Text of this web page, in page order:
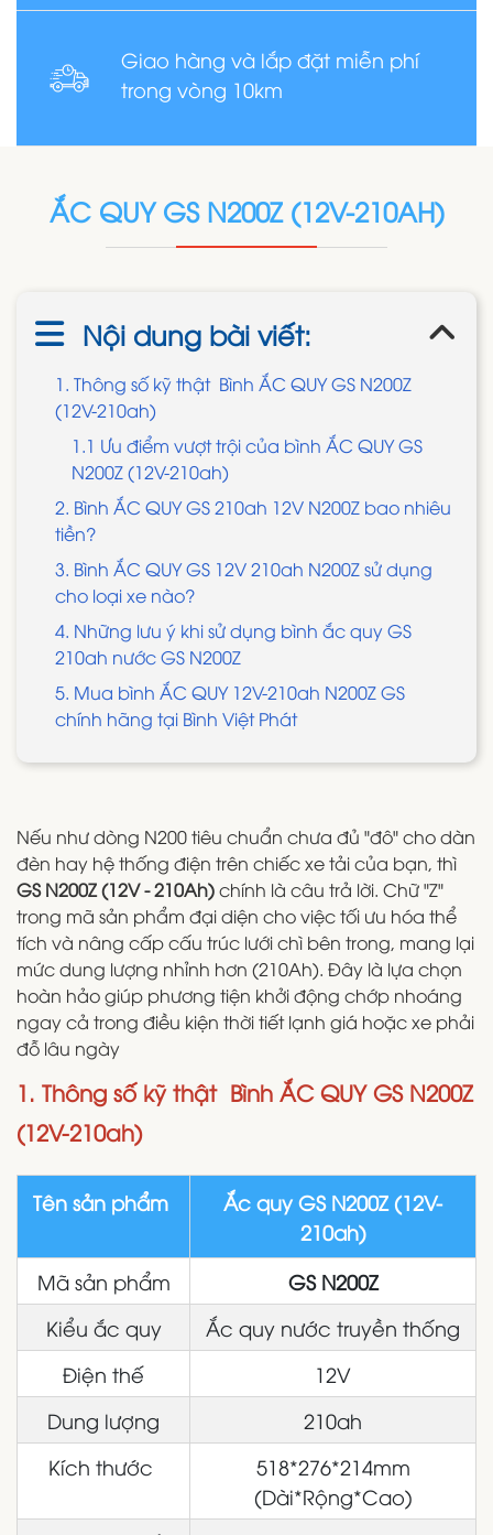
Giao hàng và lắp đặt miễn phí
trong vòng 10km
ẮC QUY GS N200Z (12V-210AH)
Nội dung bài viết:
1. Thông số kỹ thật Bình ẮC QUY GS N200Z
(12V-210ah)
1.1 Ưu điểm vượt trội của bình ẮC QUY GS
N200Z (12V-210ah)
2. Bình ẮC QUY GS 210ah 12V N200Z bao nhiêu
tiền?
3. Bình ẮC QUY GS 12V 210ah N200Z sử dụng
cho loại xe nào?
4. Những lưu ý khi sử dụng bình ắc quy GS
210ah nước GS N200Z
5. Mua bình ẮC QUY 12V-210ah N200Z GS
chính hãng tại Bình Việt Phát
Nếu như dòng N200 tiêu chuẩn chưa đủ "đô" cho dàn
đèn hay hệ thống điện trên chiếc xe tải của bạn, thì
GS N200Z (12V - 210Ah)chính là câu trả lời. Chữ "Z"
trong mã sản phẩm đại diện cho việc tối ưu hóa thể
tích và nâng cấp cấu trúc lưới chì bên trong, mang lại
mức dung lượng nhỉnh hơn (210Ah). Đây là lựa chọn
hoàn hảo giúp phương tiện khởi động chớp nhoáng
ngay cả trong điều kiện thời tiết lạnh giá hoặc xe phải
đỗ lâu ngày
1. Thông số kỹ thật Bình ẮC QUY GS N200Z
(12V-210ah)
Tên sản phẩm
Ắc quy GS N200Z (12V-
210ah)
Mã sản phẩm
GS N200Z
Kiểu ắc quy
Ắc quy nước truyền thống
Điện thế
12V
Dung lượng
210ah
Kích thước
518*276*214mm
(Dài*Rộng*Cao)